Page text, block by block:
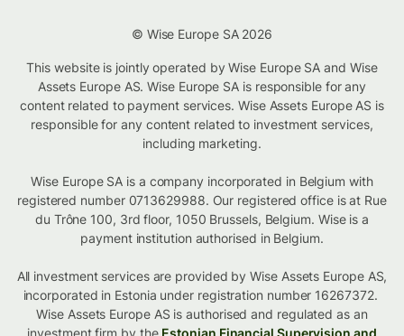
© Wise Europe SA 2026
This website is jointly operated by Wise Europe SA and Wise
Assets Europe AS. Wise Europe SA is responsible for any
content related to payment services. Wise Assets Europe AS is
responsible for any content related to investment services,
including marketing.
Wise Europe SA is a company incorporated in Belgium with
registered number 0713629988. Our registered office is at Rue
du Trône 100, 3rd floor, 1050 Brussels, Belgium. Wise is a
payment institution authorised in Belgium.
All investment services are provided by Wise Assets Europe AS,
incorporated in Estonia under registration number 16267372.
Wise Assets Europe AS is authorised and regulated as an
investment firm by the Estonian Financial Supervision and